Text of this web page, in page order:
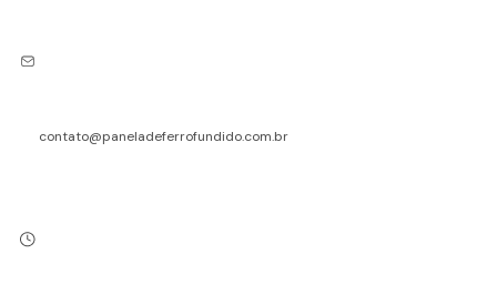
contato@paneladeferrofundido.com.br